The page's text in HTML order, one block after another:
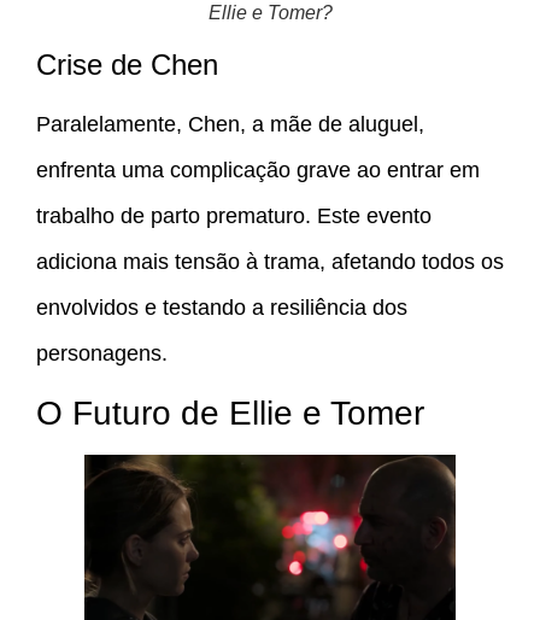
Ellie e Tomer?
Crise de Chen
Paralelamente, Chen, a mãe de aluguel,
enfrenta uma complicação grave ao entrar em
trabalho de parto prematuro. Este evento
adiciona mais tensão à trama, afetando todos os
envolvidos e testando a resiliência dos
personagens.
O Futuro de Ellie e Tomer